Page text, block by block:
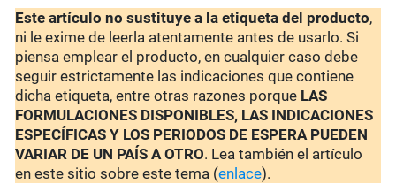
Este artículo no sustituye a la etiqueta del producto,
ni le exime de leerla atentamente antes de usarlo. Si
piensa emplear el producto, en cualquier caso debe
seguir estrictamente las indicaciones que contiene
dicha etiqueta, entre otras razones porque LAS
FORMULACIONES DISPONIBLES, LAS INDICACIONES
ESPECÍFICAS Y LOS PERIODOS DE ESPERA PUEDEN
VARIAR DE UN PAÍS A OTRO. Lea también el artículo
en este sitio sobre este tema (enlace).